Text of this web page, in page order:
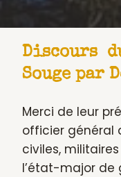
Discours
Souge par
Merci de leur
officier général
civiles,
l’état-major de